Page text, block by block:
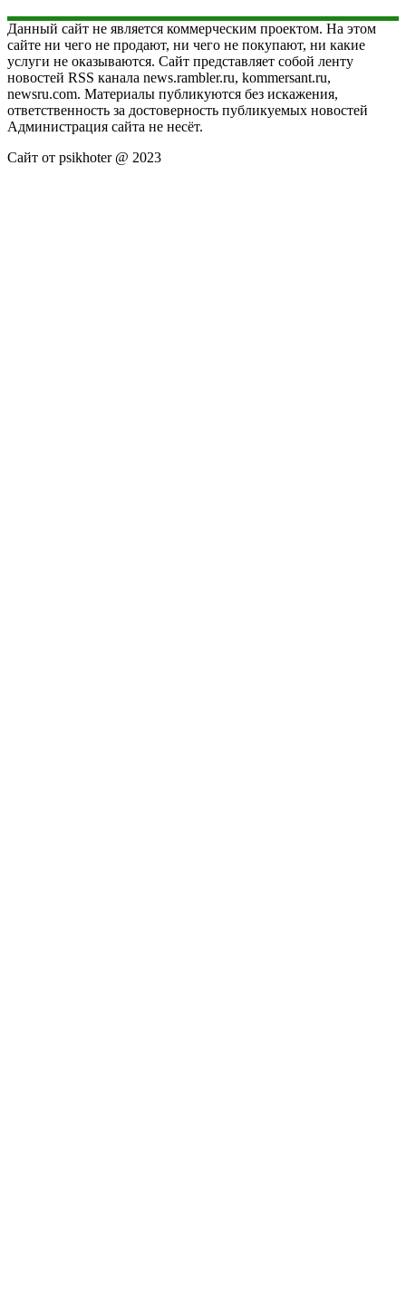
Данный сайт не является коммерческим проектом. На этом
сайте ни чего не продают, ни чего не покупают, ни какие
услуги не оказываются. Сайт представляет собой ленту
новостей RSS канала news.rambler.ru, kommersant.ru,
newsru.com. Материалы публикуются без искажения,
ответственность за достоверность публикуемых новостей
Администрация сайта не несёт.
Сайт от psikhoter @ 2023